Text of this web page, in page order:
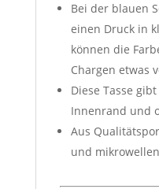
Bei der blauen
einen Druck in
können die
Chargen etwas
Diese Tasse
Innenrand und
Aus
und